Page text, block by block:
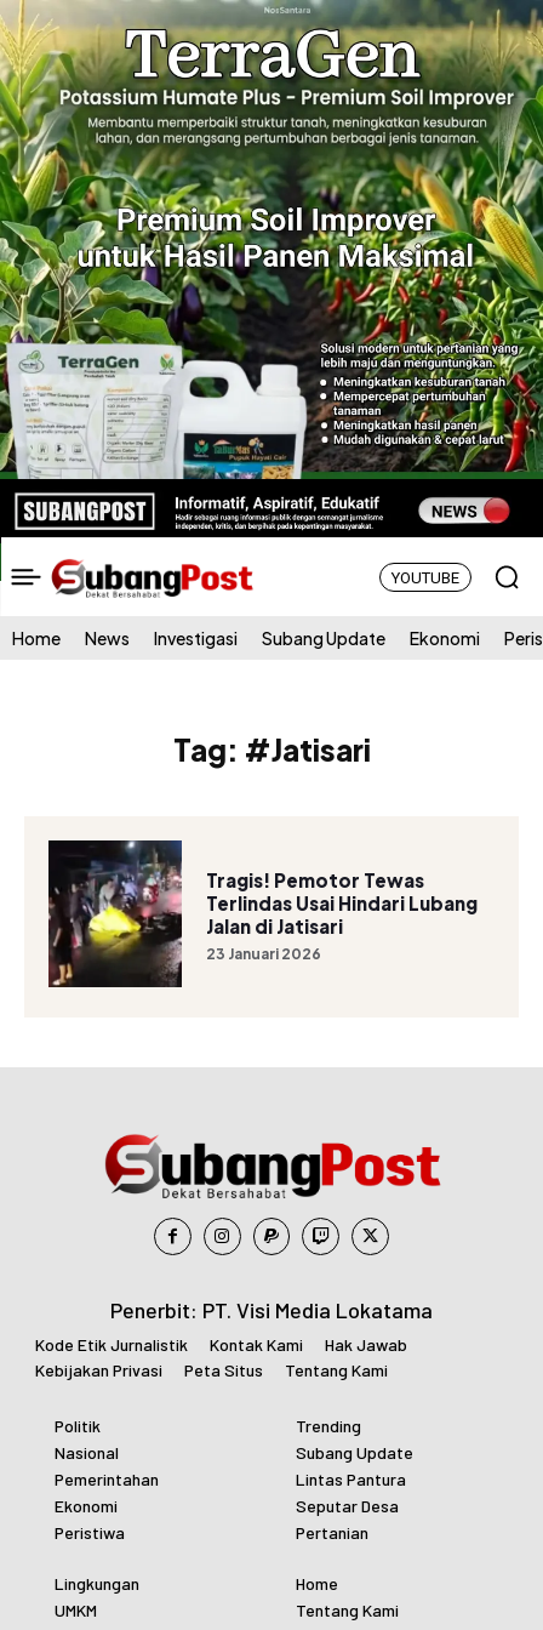
YOUTUBE
Home News Investigasi Subang Update Ekonomi
Tag: #Jatisari
Tragis! Pemotor Tewas
Terlindas Usai Hindari Lubang
Jalan di Jatisari
23 Januari 2026
Penerbit: PT. Visi Media Lokatama
Kode Etik Jurnalistik Kontak Kami
Hak Jawab
Kebijakan Privasi
Peta Situs Tentang Kami
Politik
Nasional
Pemerintahan
Ekonomi
Peristiwa
Trending
Subang Update
Lintas Pantura
Seputar Desa
Pertanian
Lingkungan
UMKM
Home
Tentang Kami